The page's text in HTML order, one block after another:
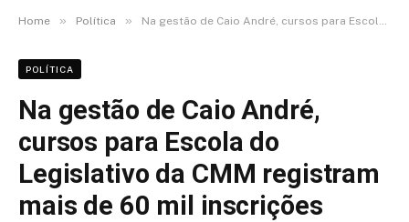
Home » Política » Na gestão de Caio André, cursos para Escola do Legislativo da CMM registram mais de 60 mil inscrições
POLÍTICA
Na gestão de Caio André,
cursos para Escola do
Legislativo da CMM registram
mais de 60 mil inscrições